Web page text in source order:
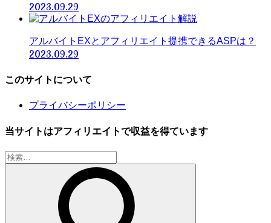
2023.09.29
アルバイトEXとアフィリエイト提携できるASPは？
2023.09.29
このサイトについて
プライバシーポリシー
当サイトはアフィリエイトで収益を得ています
検